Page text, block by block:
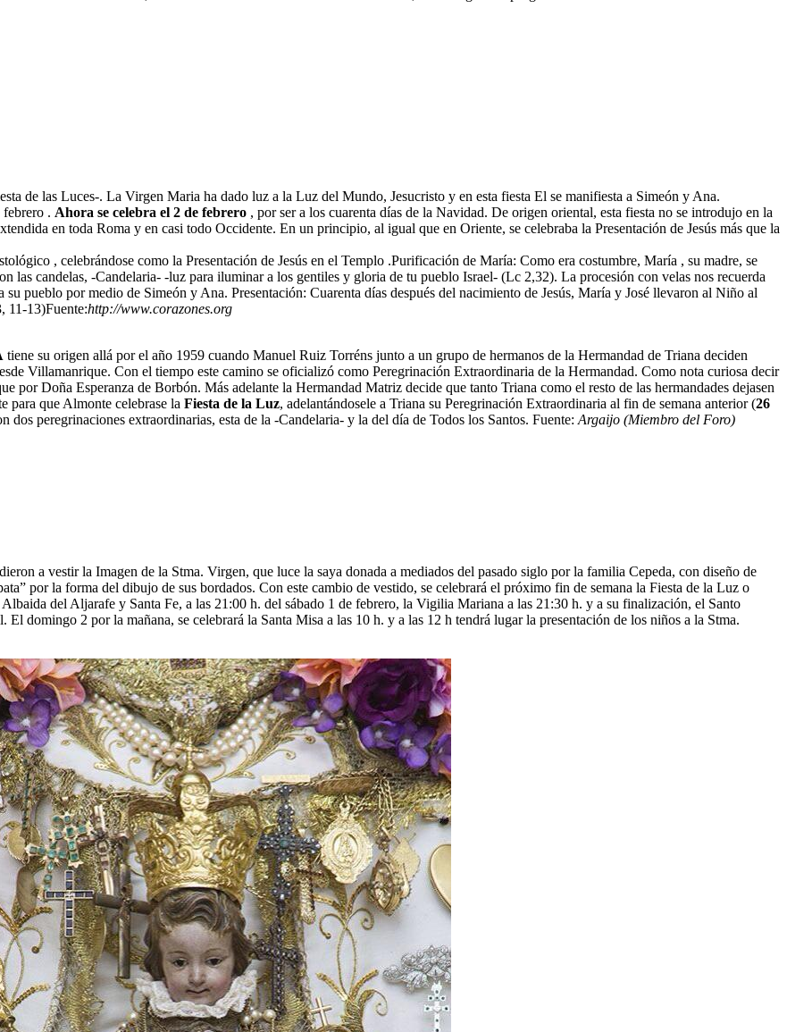
de las Luces-. La Virgen Maria ha dado luz a la Luz del Mundo, Jesucristo y en esta fiesta El se manifiesta a Simeón y Ana.
. Ahora se celebra el 2 de febrero , por ser a los cuarenta días de la Navidad. De origen oriental, esta fiesta no se introdujo en la
en toda Roma y en casi todo Occidente. En un principio, al igual que en Oriente, se celebraba la Presentación de Jesús más que la
, celebrándose como la Presentación de Jesús en el Templo .Purificación de María: Como era costumbre, María , su madre, se
las candelas, -Candelaria- -luz para iluminar a los gentiles y gloria de tu pueblo Israel- (Lc 2,32). La procesión con velas nos recuerda
pueblo por medio de Simeón y Ana. Presentación: Cuarenta días después del nacimiento de Jesús, María y José llevaron al Niño al
11-13)Fuente:http://www.corazones.org
tiene su origen allá por el año 1959 cuando Manuel Ruiz Torréns junto a un grupo de hermanos de la Hermandad de Triana deciden
Villamanrique. Con el tiempo este camino se oficializó como Peregrinación Extraordinaria de la Hermandad. Como nota curiosa decir
por Doña Esperanza de Borbón. Más adelante la Hermandad Matriz decide que tanto Triana como el resto de las hermandades dejasen
para que Almonte celebrase la Fiesta de la Luz, adelantándosele a Triana su Peregrinación Extraordinaria al fin de semana anterior (26
dos peregrinaciones extraordinarias, esta de la -Candelaria- y la del día de Todos los Santos. Fuente: Argaijo (Miembro del Foro)
a vestir la Imagen de la Stma. Virgen, que luce la saya donada a mediados del pasado siglo por la familia Cepeda, con diseño de
por la forma del dibujo de sus bordados. Con este cambio de vestido, se celebrará el próximo fin de semana la Fiesta de la Luz o
del Aljarafe y Santa Fe, a las 21:00 h. del sábado 1 de febrero, la Vigilia Mariana a las 21:30 h. y a su finalización, el Santo
domingo 2 por la mañana, se celebrará la Santa Misa a las 10 h. y a las 12 h tendrá lugar la presentación de los niños a la Stma.